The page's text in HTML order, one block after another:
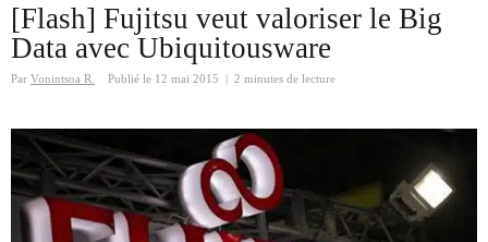
[Flash] Fujitsu veut valoriser le Big
Data avec Ubiquitousware
Par Vonintsoa R. Publié le 12 mai 2015 2 minutes de lecture